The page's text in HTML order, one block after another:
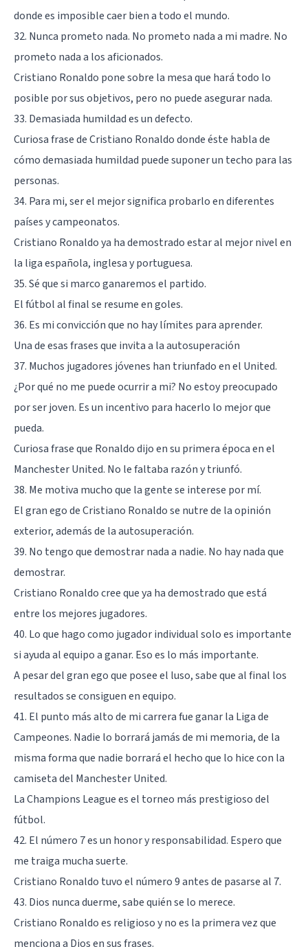
donde es imposible caer bien a todo el mundo.
32. Nunca prometo nada. No prometo nada a mi madre. No
prometo nada a los aficionados.
Cristiano Ronaldo pone sobre la mesa que hará todo lo
posible por sus objetivos, pero no puede asegurar nada.
33. Demasiada humildad es un defecto.
Curiosa frase de Cristiano Ronaldo donde éste habla de
cómo demasiada humildad puede suponer un techo para las
personas.
34. Para mi, ser el mejor significa probarlo en diferentes
países y campeonatos.
Cristiano Ronaldo ya ha demostrado estar al mejor nivel en
la liga española, inglesa y portuguesa.
35. Sé que si marco ganaremos el partido.
El fútbol al final se resume en goles.
36. Es mi convicción que no hay límites para aprender.
Una de esas frases que invita a la autosuperación
37. Muchos jugadores jóvenes han triunfado en el United.
¿Por qué no me puede ocurrir a mi? No estoy preocupado
por ser joven. Es un incentivo para hacerlo lo mejor que
pueda.
Curiosa frase que Ronaldo dijo en su primera época en el
Manchester United. No le faltaba razón y triunfó.
38. Me motiva mucho que la gente se interese por mí.
El gran ego de Cristiano Ronaldo se nutre de la opinión
exterior, además de la autosuperación.
39. No tengo que demostrar nada a nadie. No hay nada que
demostrar.
Cristiano Ronaldo cree que ya ha demostrado que está
entre los mejores jugadores.
40. Lo que hago como jugador individual solo es importante
si ayuda al equipo a ganar. Eso es lo más importante.
A pesar del gran ego que posee el luso, sabe que al final los
resultados se consiguen en equipo.
41. El punto más alto de mi carrera fue ganar la Liga de
Campeones. Nadie lo borrará jamás de mi memoria, de la
misma forma que nadie borrará el hecho que lo hice con la
camiseta del Manchester United.
La Champions League es el torneo más prestigioso del
fútbol.
42. El número 7 es un honor y responsabilidad. Espero que
me traiga mucha suerte.
Cristiano Ronaldo tuvo el número 9 antes de pasarse al 7.
43. Dios nunca duerme, sabe quién se lo merece.
Cristiano Ronaldo es religioso y no es la primera vez que
menciona a Dios en sus frases.